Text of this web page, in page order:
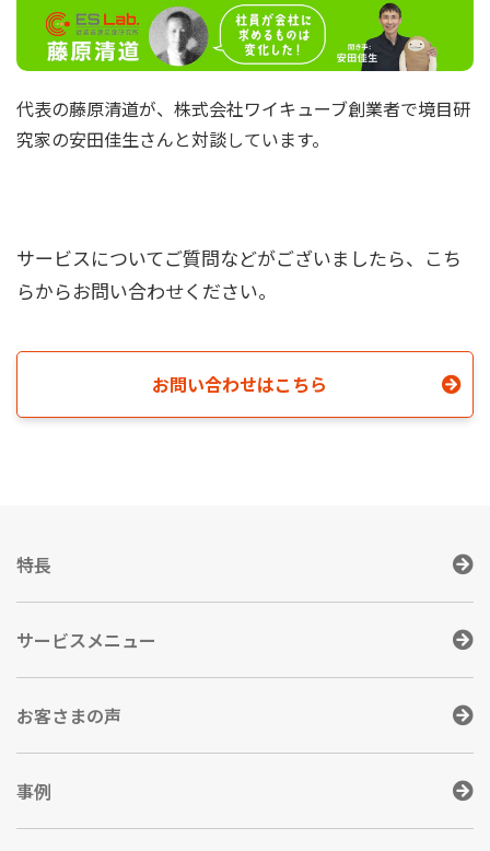
代表の藤原清道が、株式会社ワイキューブ創業者で境目研
究家の安田佳生さんと対談しています。
サービスについてご質問などがございましたら、こち
らからお問い合わせください。
お問い合わせはこちら
特長
サービスメニュー
お客さまの声
事例